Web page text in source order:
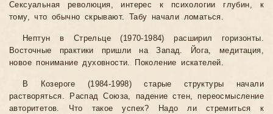
Сексуальная революция, интерес к психологии глубин, к
тому, что обычно скрывают. Табу начали ломаться.
Нептун в Стрельце (1970-1984) расширил горизонты.
Восточные практики пришли на Запад. Йога, медитация,
новое понимание духовности. Поколение искателей.
В Козероге (1984-1998) старые структуры начали
растворяться. Распад Союза, падение стен, переосмысление
авторитетов. Что такое успех? Надо ли стремиться к